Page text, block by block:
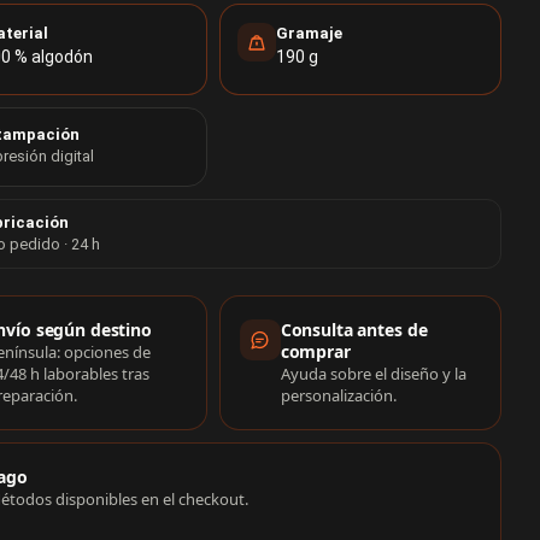
% algodón
Gramaje
190 g
digital
pedido · 24 h
de compra
según destino
opciones de
48 h laborables tras
Consulta antes de
comprar
Ayuda sobre el diseño y la
personalización.
disponibles en el checkout.